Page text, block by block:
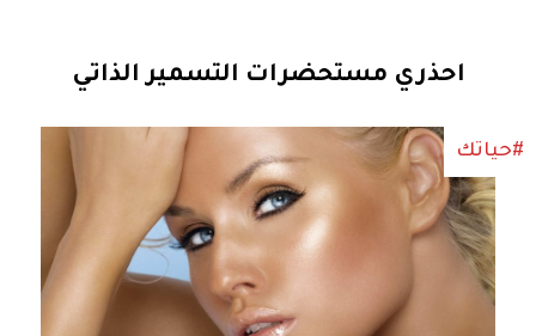
احذري مستحضرات التسمير الذاتي
#حياتك